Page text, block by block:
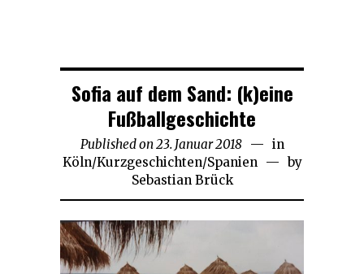
Sofia auf dem Sand: (k)eine
Fußballgeschichte
Published on23. Januar 201830.
August
in
Köln/Kurzgeschichten/Spanien
by
Sebastian Brück